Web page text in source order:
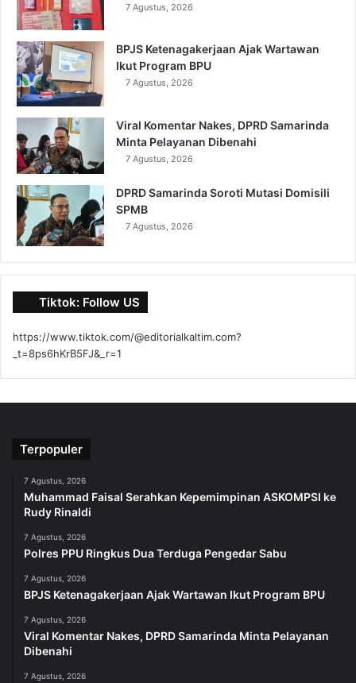
7 Agustus, 2026
BPJS Ketenagakerjaan Ajak Wartawan
Ikut Program BPU
7 Agustus, 2026
Viral Komentar Nakes, DPRD Samarinda
Minta Pelayanan Dibenahi
7 Agustus, 2026
DPRD Samarinda Soroti Mutasi Domisili
SPMB
7 Agustus, 2026
Tiktok: Follow US
https://www.tiktok.com/@editorialkaltim.com?
_t=8ps6hKrB5FJ&_r=1
Terpopuler
7 Agustus, 2026
Muhammad Faisal Serahkan Kepemimpinan ASKOMPSI ke
Rudy Rinaldi
7 Agustus, 2026
Polres PPU Ringkus Dua Terduga Pengedar Sabu
7 Agustus, 2026
BPJS Ketenagakerjaan Ajak Wartawan Ikut Program BPU
7 Agustus, 2026
Viral Komentar Nakes, DPRD Samarinda Minta Pelayanan
Dibenahi
7 Agustus, 2026